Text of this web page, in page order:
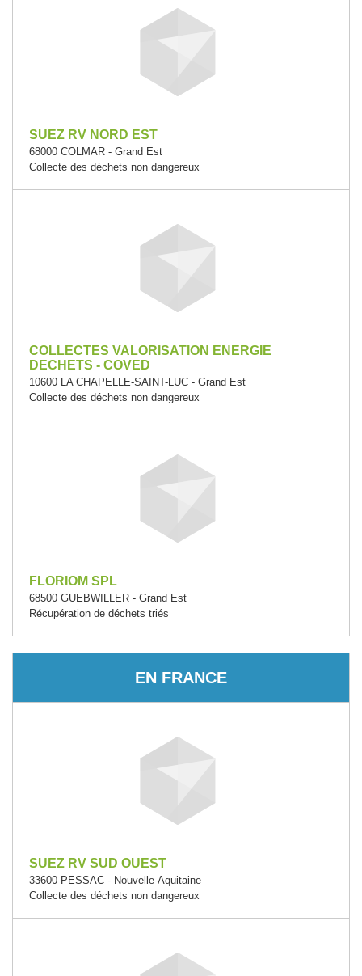
SUEZ RV NORD EST
68000 COLMAR - Grand Est
Collecte des déchets non dangereux
COLLECTES VALORISATION ENERGIE
DECHETS - COVED
10600 LA CHAPELLE-SAINT-LUC - Grand Est
Collecte des déchets non dangereux
FLORIOM SPL
68500 GUEBWILLER - Grand Est
Récupération de déchets triés
EN FRANCE
SUEZ RV SUD OUEST
33600 PESSAC - Nouvelle-Aquitaine
Collecte des déchets non dangereux